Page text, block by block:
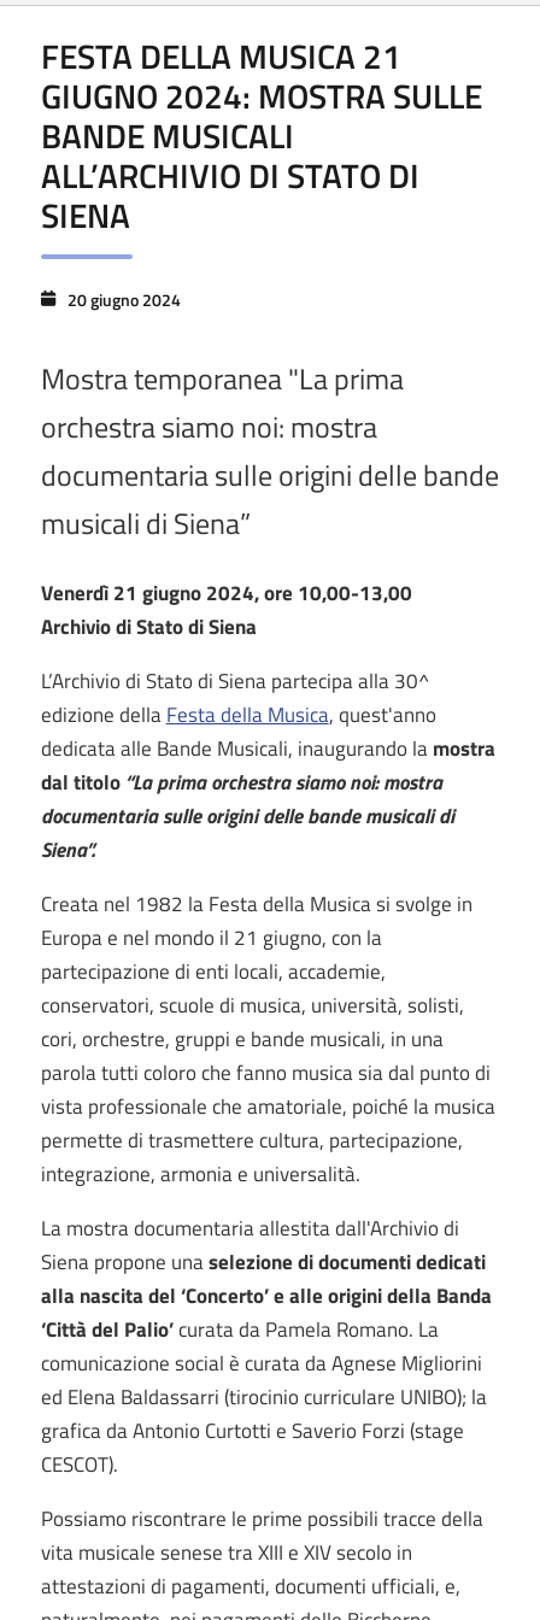
FESTA DELLA MUSICA 21
GIUGNO 2024: MOSTRA SULLE
BANDE MUSICALI
ALL’ARCHIVIO DI STATO DI
SIENA
20 giugno 2024
Mostra temporanea "La prima
orchestra siamo noi: mostra
documentaria sulle origini delle bande
musicali di Siena”
Venerdì 21 giugno 2024, ore 10,00-13,00
Archivio di Stato di Siena
L’Archivio di Stato di Siena partecipa alla 30^
edizione dellaFesta della Musica, quest'anno
dedicata alle Bande Musicali, inaugurando lamostra
dal titolo“La prima orchestra siamo noi: mostra
documentaria sulle origini delle bande musicali di
Siena”.
Creata nel 1982 la Festa della Musica si svolge in
Europa e nel mondo il 21 giugno, con la
partecipazione di enti locali, accademie,
conservatori, scuole di musica, università, solisti,
cori, orchestre, gruppi e bande musicali, in una
parola tutti coloro che fanno musica sia dal punto di
vista professionale che amatoriale, poiché la musica
permette di trasmettere cultura, partecipazione,
integrazione, armonia e universalità.
La mostra documentaria allestita dall'Archivio di
Siena propone unaselezione di documenti dedicati
alla nascita del ‘Concerto’ e alle origini della Banda
‘Città del Palio’curata da Pamela Romano. La
comunicazione social è curata da Agnese Migliorini
ed Elena Baldassarri (tirocinio curriculare UNIBO); la
grafica da Antonio Curtotti e Saverio Forzi (stage
CESCOT).
Possiamo riscontrare le prime possibili tracce della
vita musicale senese tra XIII e XIV secolo in
attestazioni di pagamenti, documenti ufficiali, e,